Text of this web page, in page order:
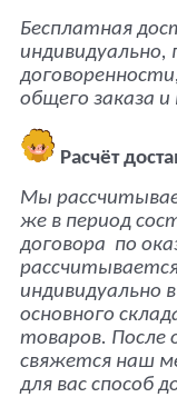
Бесплатная
индивидуально,
общего заказа
Расчёт
Мы
же в период
договора по
индивидуально в
основного
товаров. После
свяжется наш
для вас способ